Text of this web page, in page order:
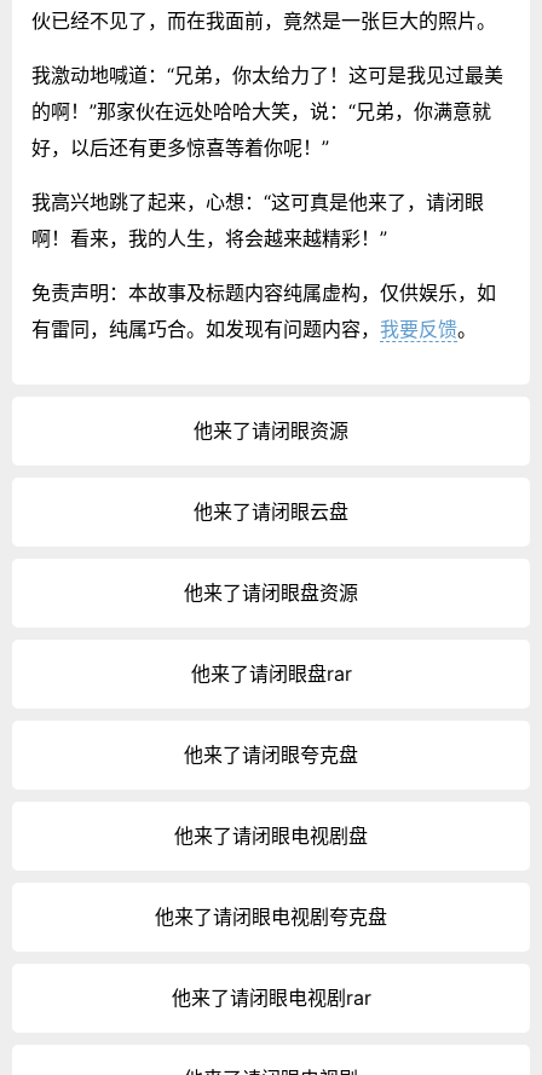
伙已经不见了，而在我面前，竟然是一张巨大的照片。
我激动地喊道：“兄弟，你太给力了！这可是我见过最美
的啊！”那家伙在远处哈哈大笑，说：“兄弟，你满意就
好，以后还有更多惊喜等着你呢！”
我高兴地跳了起来，心想：“这可真是他来了，请闭眼
啊！看来，我的人生，将会越来越精彩！”
免责声明：本故事及标题内容纯属虚构，仅供娱乐，如
有雷同，纯属巧合。如发现有问题内容， 我要反馈。
他来了请闭眼资源
他来了请闭眼云盘
他来了请闭眼盘资源
他来了请闭眼盘rar
他来了请闭眼夸克盘
他来了请闭眼电视剧盘
他来了请闭眼电视剧夸克盘
他来了请闭眼电视剧rar